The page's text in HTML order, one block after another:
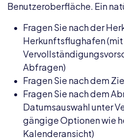
Benutzeroberfläche. Ein
Fragen Sie nach der
Herkunftsflughafen
Abfragen)
Fragen Sie nach dem
Fragen Sie nach dem
Datumsauswahl unter
gängige Optionen wie
Kalenderansicht)